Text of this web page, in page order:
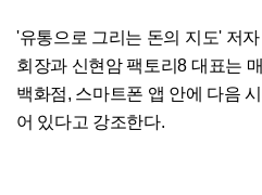
'유통으로 그리는 돈의 지도' 저
회장과 신현암 팩토리8 대표는
백화점, 스마트폰 앱 안에 다음
어 있다고 강조한다.